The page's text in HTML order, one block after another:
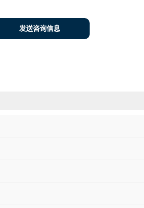
发送咨询信息